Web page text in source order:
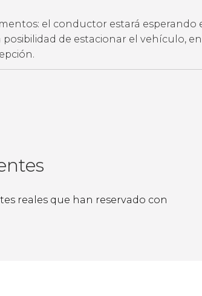
el conductor estará esperando
posibilidad de estacionar el vehículo,
reales que han reservado con